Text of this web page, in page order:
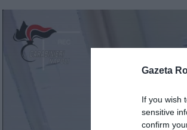
Gazeta
If you wish
sensitive
confirm